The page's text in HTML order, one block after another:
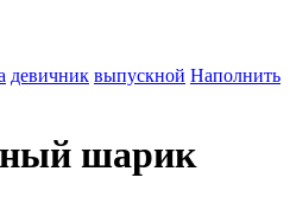
девичник выпускной Наполнить
шарик